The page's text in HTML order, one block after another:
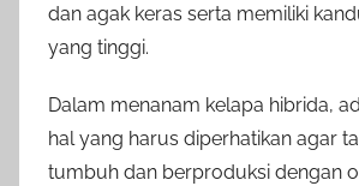
dan agak keras serta memiliki
yang tinggi.
Dalam menanam kelapa hibrida,
hal yang harus diperhatikan agar
tumbuh dan berproduksi dengan